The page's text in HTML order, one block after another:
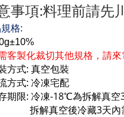
事項:料理前請先
格:
客製化裁切其他規格，請
方式: 真空包裝
方式: 冷凍宅配
期限: 冷凍-18℃為拆解真空
拆解真空後冷藏3天內